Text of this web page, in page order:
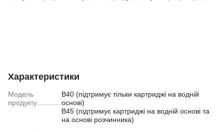
Характеристики
Модель
продукту
B40 (підтримує тільки картриджі на водній
основі)
B45 (підтримує картриджі на водній основі та
на основі розчинника)